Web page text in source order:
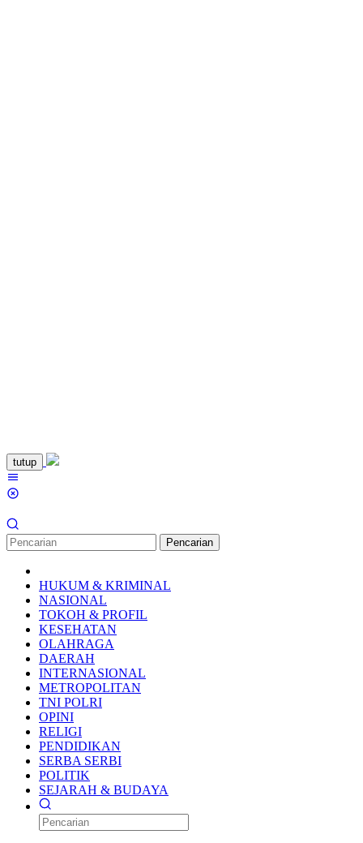
Loncat
ke
konten
tutup
Pencarian
HUKUM & KRIMINAL
NASIONAL
TOKOH & PROFIL
KESEHATAN
OLAHRAGA
DAERAH
INTERNASIONAL
METROPOLITAN
TNI POLRI
OPINI
RELIGI
PENDIDIKAN
SERBA SERBI
POLITIK
SEJARAH & BUDAYA